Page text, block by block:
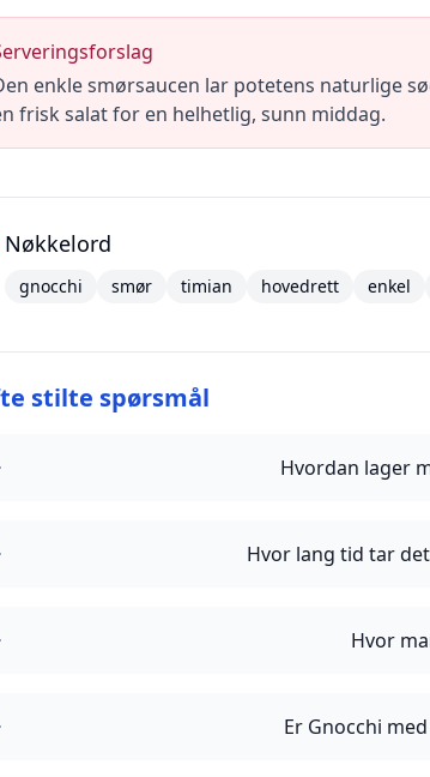
enkle smørsaucen lar potetens naturlige
frisk salat for en helhetlig, sunn middag.
Nøkkelord
gnocchi smør timian hovedrett enkel
stilte spørsmål
Hvordan lager
Hvor lang tid tar
Hvor
Er Gnocchi